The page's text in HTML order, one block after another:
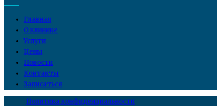
Главная
О клинике
Услуги
Цены
Новости
Контакты
Записаться
Политика конфиденциальности